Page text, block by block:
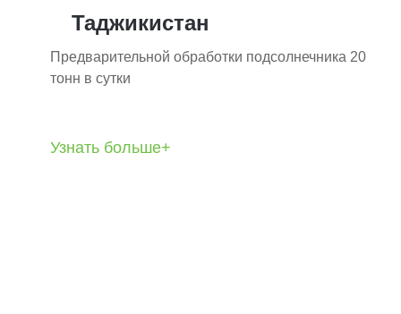
Таджикистан
Предварительной обработки подсолнечника 20
тонн в сутки
Узнать больше+